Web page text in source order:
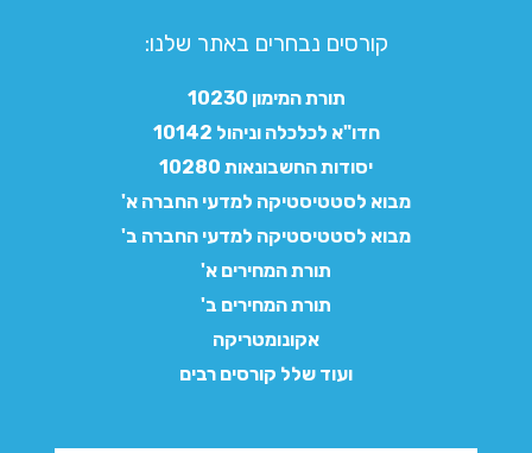
קורסים נבחרים באתר שלנו:​
תורת המימון 10230
חדו"א לכלכלה וניהול 10142
יסודות החשבונאות 10280
מבוא לסטטיסטיקה למדעי החברה א'
מבוא לסטטיסטיקה למדעי החברה ב'
תורת המחירים א'
תורת המחירים ב'
אקונומטריקה
ועוד שלל קורסים רבים